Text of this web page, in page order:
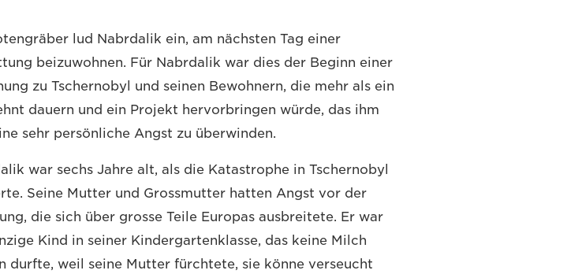
lud Nabrdalik ein, am nächsten Tag einer
beizuwohnen. Für Nabrdalik war dies der Beginn einer
zu Tschernobyl und seinen Bewohnern, die mehr als ein
dauern und ein Projekt hervorbringen würde, das ihm
sehr persönliche Angst zu überwinden.
war sechs Jahre alt, als die Katastrophe in Tschernobyl
Seine Mutter und Grossmutter hatten Angst vor der
die sich über grosse Teile Europas ausbreitete. Er war
Kind in seiner Kindergartenklasse, das keine Milch
durfte, weil seine Mutter fürchtete, sie könne verseucht